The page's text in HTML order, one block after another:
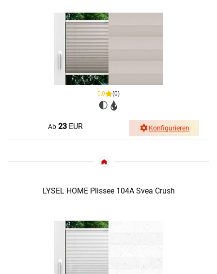
0,0 (0)
Ab 23 EUR Konfigurieren
LYSEL HOME Plissee 104A Svea Crush